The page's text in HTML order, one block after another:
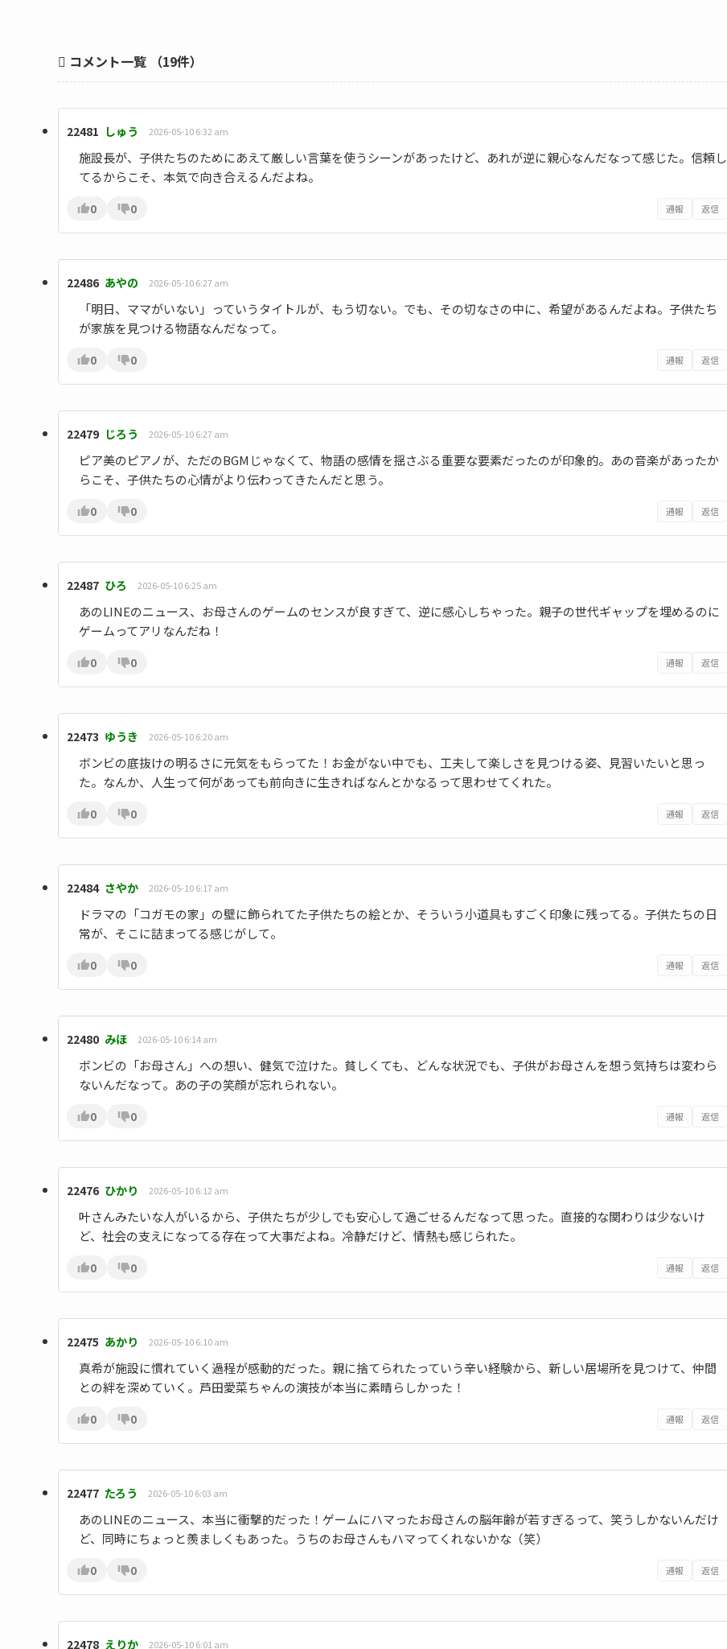
コメント一覧 （19件）
22481 しゅう 2026-05-10 6:32 am
施設長が、子供たちのためにあえて厳しい言葉を使うシーンがあったけど、あれが逆に親心なんだなって感じた。信頼し
てるからこそ、本気で向き合えるんだよね。
0 0 通報 返信
22486 あやの 2026-05-10 6:27 am
「明日、ママがいない」っていうタイトルが、もう切ない。でも、その切なさの中に、希望があるんだよね。子供たち
が家族を見つける物語なんだなって。
0 0 通報 返信
22479 じろう 2026-05-10 6:27 am
ピア美のピアノが、ただのBGMじゃなくて、物語の感情を揺さぶる重要な要素だったのが印象的。あの音楽があったか
らこそ、子供たちの心情がより伝わってきたんだと思う。
0 0 通報 返信
22487 ひろ 2026-05-10 6:25 am
あのLINEのニュース、お母さんのゲームのセンスが良すぎて、逆に感心しちゃった。親子の世代ギャップを埋めるのに
ゲームってアリなんだね！
0 0 通報 返信
22473 ゆうき 2026-05-10 6:20 am
ボンビの底抜けの明るさに元気をもらってた！お金がない中でも、工夫して楽しさを見つける姿、見習いたいと思っ
た。なんか、人生って何があっても前向きに生きればなんとかなるって思わせてくれた。
0 0 通報 返信
22484 さやか 2026-05-10 6:17 am
ドラマの「コガモの家」の壁に飾られてた子供たちの絵とか、そういう小道具もすごく印象に残ってる。子供たちの日
常が、そこに詰まってる感じがして。
0 0 通報 返信
22480 みほ 2026-05-10 6:14 am
ボンビの「お母さん」への想い、健気で泣けた。貧しくても、どんな状況でも、子供がお母さんを想う気持ちは変わら
ないんだなって。あの子の笑顔が忘れられない。
0 0 通報 返信
22476 ひかり 2026-05-10 6:12 am
叶さんみたいな人がいるから、子供たちが少しでも安心して過ごせるんだなって思った。直接的な関わりは少ないけ
ど、社会の支えになってる存在って大事だよね。冷静だけど、情熱も感じられた。
0 0 通報 返信
22475 あかり 2026-05-10 6:10 am
真希が施設に慣れていく過程が感動的だった。親に捨てられたっていう辛い経験から、新しい居場所を見つけて、仲間
との絆を深めていく。芦田愛菜ちゃんの演技が本当に素晴らしかった！
0 0 通報 返信
22477 たろう 2026-05-10 6:03 am
あのLINEのニュース、本当に衝撃的だった！ゲームにハマったお母さんの脳年齢が若すぎるって、笑うしかないんだけ
ど、同時にちょっと羨ましくもあった。うちのお母さんもハマってくれないかな（笑）
0 0 通報 返信
22478 えりか 2026-05-10 6:01 am